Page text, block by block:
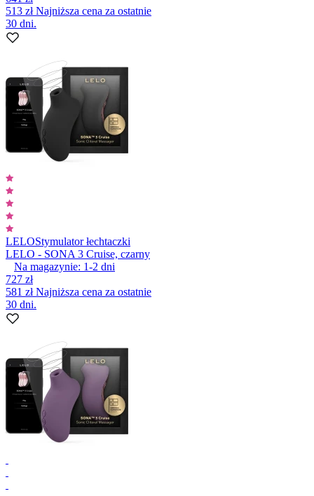
513 złNajniższa cena za ostatnie
30 dni.
LELOStymulator łechtaczki
LELO - SONA 3 Cruise, czarny
Na magazynie: 1-2 dni
727 zł
581 złNajniższa cena za ostatnie
30 dni.